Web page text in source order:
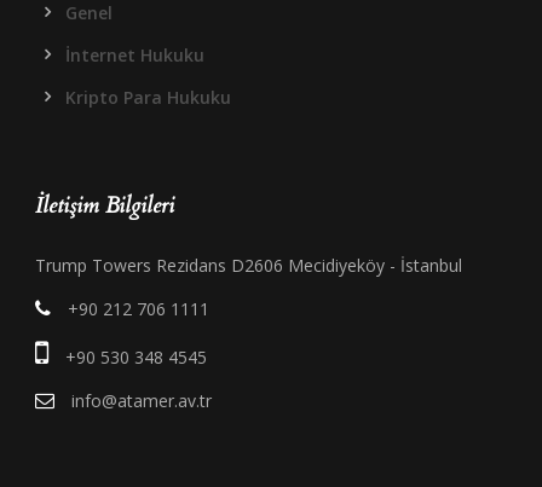
Genel
İnternet Hukuku
Kripto Para Hukuku
İletişim Bilgileri
Trump Towers Rezidans D2606 Mecidiyeköy - İstanbul
+90 212 706 1111
+90 530 348 4545
info@atamer.av.tr